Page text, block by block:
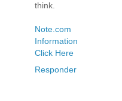
think.
Note.com
Information
Click Here
Responder